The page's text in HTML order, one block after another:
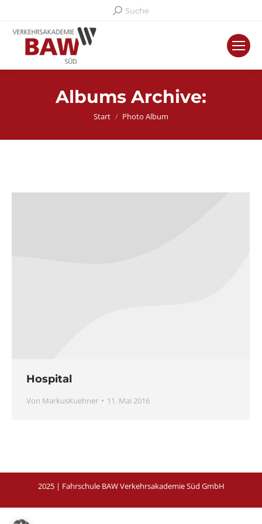
Search:
Suche
Albums Archive:
Sie befinden sich hier:
Start Photo Album
Hospital
Von MarkusKuehner 11. Mai 2016
2025 | Fahrschule BAW Verkehrsakademie Süd GmbH